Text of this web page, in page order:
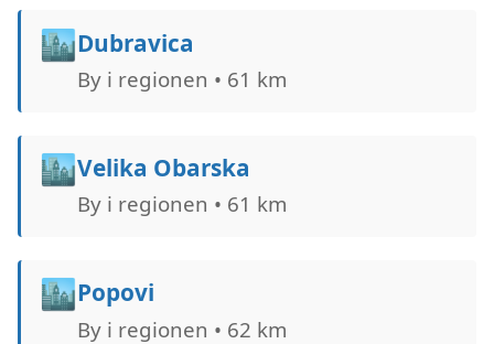
🏙️Dubravica
By i regionen • 61 km
🏙️Velika Obarska
By i regionen • 61 km
🏙️Popovi
By i regionen • 62 km